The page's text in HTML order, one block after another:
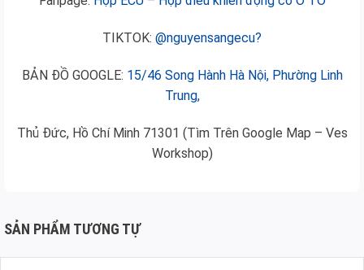
TIKTOK: @nguyensangecu?
BẢN ĐỒ GOOGLE: 15/46 Song Hành Hà Nội, Phường Linh
Trung,
Thủ Đức, Hồ Chí Minh 71301 (Tìm Trên Google Map – Ves
Workshop)
SẢN PHẨM TƯƠNG TỰ